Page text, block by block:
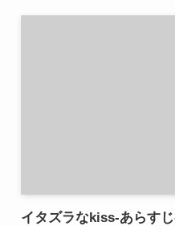
イタズラなkiss-あらす